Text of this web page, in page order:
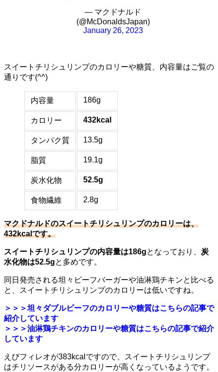
— マクドナルド
(@McDonaldsJapan)
January 26, 2023
スイートチリシュリンプのカロリーや糖質、内容量はご覧の
通りです(^^)
内容量 186g
カロリー 432kcal
タンパク質 13.5g
脂質 19.1g
炭水化物 52.5g
食物繊維 2.8g
マクドナルドのスイートチリシュリンプのカロリーは、
432kcalです。
スイートチリシュリンプの内容量は186gとなっており、 炭
水化物は52.5gと多めです。
同日発売される坦々ビーフバーガーや油淋鶏チキンと比べる
と、スイートチリシュリンプのカロリーは低いですね。
＞＞＞坦々ダブルビーフのカロリーや糖質はこちらの記事で
紹介しています
＞＞＞油淋鶏チキンのカロリーや糖質はこちらの記事で紹介
しています
えびフィレオが383kcalですので、スイートチリシュリンプ
はチリソースがある分カロリーが高くなっているようです。